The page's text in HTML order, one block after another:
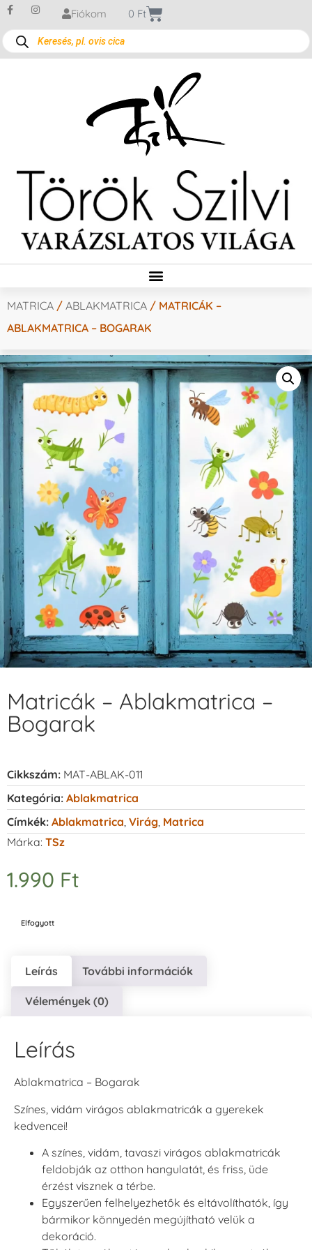
Fiókom 0 Ft
MATRICA / ABLAKMATRICA / MATRICÁK –
ABLAKMATRICA – BOGARAK
Matricák – Ablakmatrica –
Bogarak
Cikkszám: MAT-ABLAK-011
Kategória: Ablakmatrica
Címkék: Ablakmatrica Virág Matrica
Márka: TSz
1.990 Ft
Elfogyott
Leírás További információk
Vélemények (0)
Leírás
Ablakmatrica – Bogarak
Színes, vidám virágos ablakmatricák a gyerekek
kedvencei!
A színes, vidám, tavaszi virágos ablakmatricák
feldobják az otthon hangulatát, és friss, üde
érzést visznek a térbe.
Egyszerűen felhelyezhetők és eltávolíthatók, így
bármikor könnyedén megújítható velük a
dekoráció.